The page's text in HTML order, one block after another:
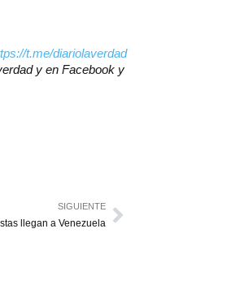
t.me/diariolaverdad
y en Facebook y
SIGUIENTE
llegan a Venezuela